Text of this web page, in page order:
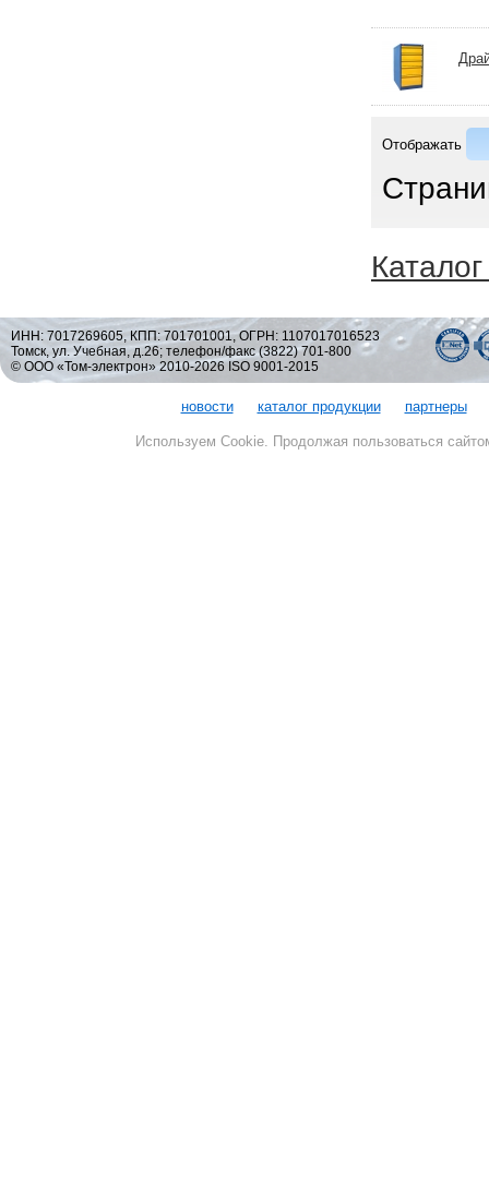
Отображать
ИНН: 7017269605, КПП: 701701001, ОГРН: 1107017016523
Томск, ул. Учебная, д.26; телефон/факс (3822) 701-800
© ООО «Том-электрон» 2010-2026 ISO 9001-2015
новости каталог продукции партнеры
Используем Cookie. Продолжая пользоваться